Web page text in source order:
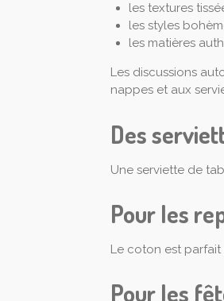
les textures
les styles
les matières
Les discussions
nappes et aux
Des
Une serviette de
Pour les
Le coton est parfait
Pour les